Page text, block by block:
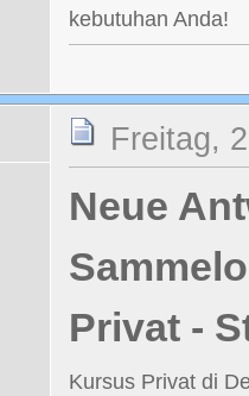
kebutuhan Anda!
Freitag,
Neue
Privat -
Kursus Privat di